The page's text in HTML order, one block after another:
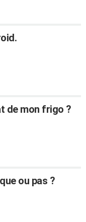
de mon frigo ?
ou pas ?